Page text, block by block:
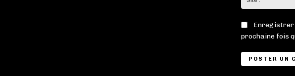
Enregistrer
prochaine fois